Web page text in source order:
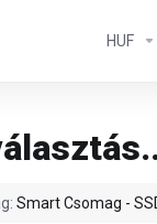
HUF
Smart Csomag -